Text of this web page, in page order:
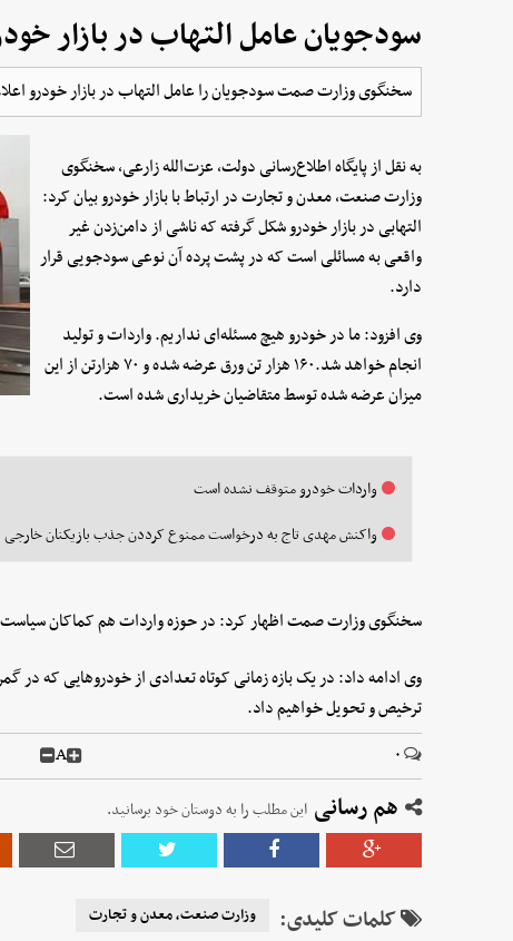
سودجویان عامل التهاب در بازار
سخنگوی وزارت صمت سودجویان را عامل التهاب در بازار خودرو
به نقل از پایگاه اطلاع‌رسانی دولت، عزت‌الله زارعی، سخنگوی
وزارت صنعت، معدن و تجارت در ارتباط با بازار خودرو بیان کرد:
التهابی در بازار خودرو شکل گرفته که ناشی از دامن‌زدن غیر
واقعی به مسائلی است که در پشت پرده آن نوعی سودجویی قرار
دارد.
وی افزود: ما در خودرو هیچ مسئله‌ای نداریم. واردات و تولید
انجام خواهد شد.۱۶۰ هزار تن ورق عرضه شده و ۷۰ هزارتن از این
میزان عرضه شده توسط متقاضیان خریداری شده است.
واردات خودرو متوقف نشده است
واکنش مهدی تاج به درخواست ممنوع کرددن جذب بازیکنان خارجی
سخنگوی وزارت صمت اظهار کرد: در حوزه واردات هم کماکان سیاست
وی ادامه داد: در یک بازه زمانی کوتاه تعدادی از خودروهایی که در
ترخیص و تحویل خواهیم داد.
۰ A
هم رسانی این مطلب را به دوستان خود برسانید.
کلمات کلیدی: وزارت صنعت، معدن و تجارت